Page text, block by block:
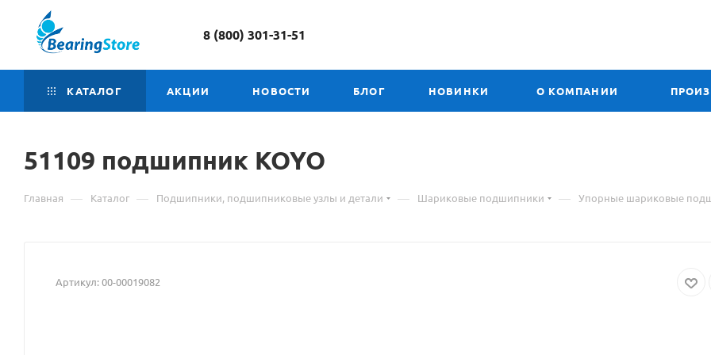
8 (800) 301-31-51
КАТАЛОГ АКЦИИ НОВОСТИ БЛОГ НОВИНКИ О КОМПАНИИ
51109 подшипник Материал
о
KOYO
Главная — Каталог — Подшипники, подшипниковые узлы и детали — Шариковые подшипники — Упорные шариковые
Артикул:00-00019082